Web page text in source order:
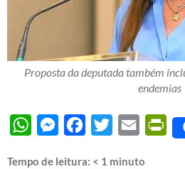
Proposta da deputada também
endemias
WhatsAppMessengerFacebook
Twitter Email
Tempo de leitura: < 1 minuto